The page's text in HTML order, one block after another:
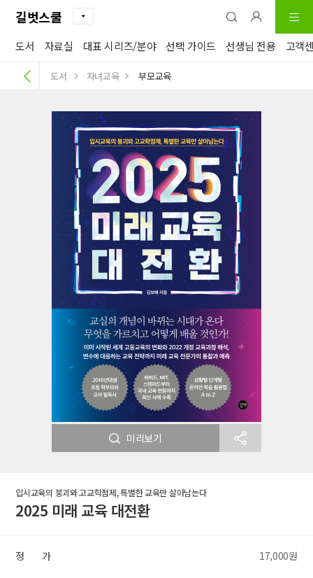
길벗스쿨
도서 자료실 대표 시리즈/분야 선택 가이드 선생님 전용 고객
도서 자녀교육 부모교육
미리보기
입시교육의 붕괴와 고교학점제, 특별한 교육만 살아남는다
2025 미래 교육 대전환
정 가 17,000원